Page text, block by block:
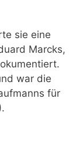
sie eine
Marcks,
war die
für